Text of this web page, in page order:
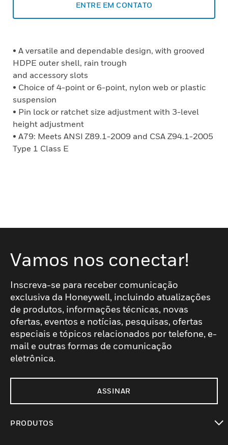
ENTRE EM CONTATO
• A versatile and dependable design, with grooved
HDPE outer shell, rain trough
and accessory slots
• Choice of 4-point or 6-point, nylon web or plastic
suspension
• Pin lock or ratchet size adjustment with 3-level
height adjustment
• A79: Meets ANSI Z89.1-2009 and CSA Z94.1-2005
Type 1 Class E
Vamos nos conectar!
Inscreva-se para receber comunicação
exclusiva da Honeywell, incluindo atualizações
de produtos, informações técnicas, novas
ofertas, eventos e notícias, pesquisas, ofertas
especiais e tópicos relacionados por telefone, e-
mail e outras formas de comunicação
eletrônica.
ASSINAR
PRODUTOS